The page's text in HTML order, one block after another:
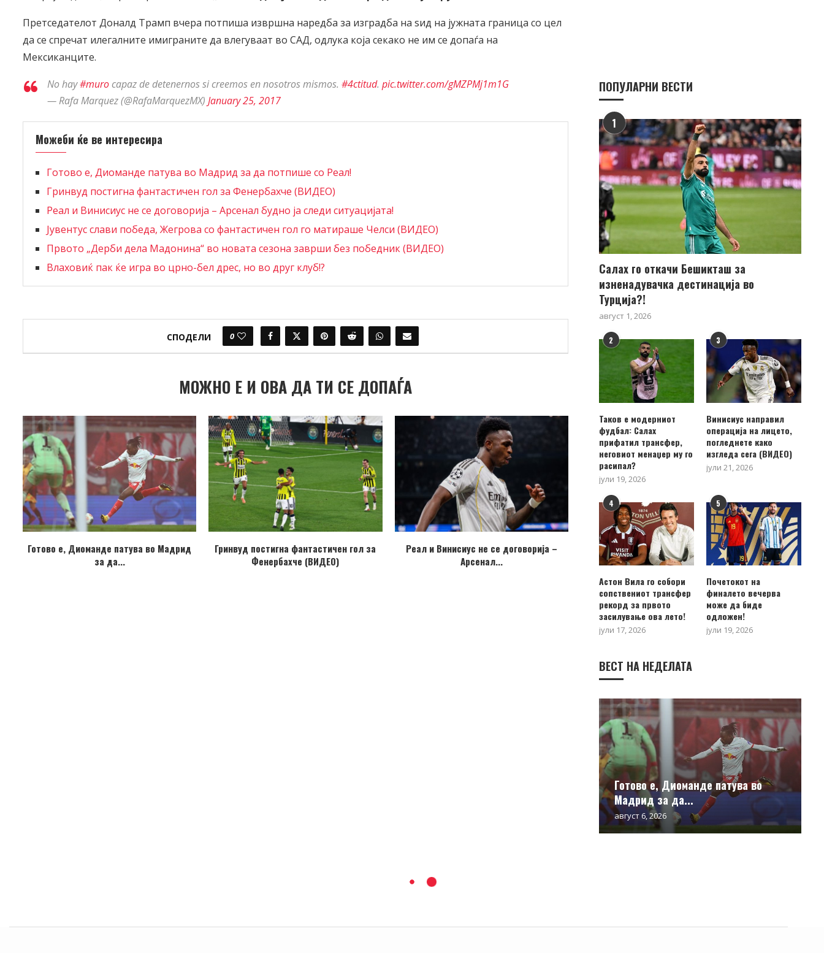
Претседателот Доналд Трамп вчера потпиша извршна наредба за изградба на ѕид на јужната граница со цел
да се спречат илегалните имиграните да влегуваат во САД, одлука која секако не им се допаѓа на
Мексиканците.
No hay#muro capaz de detenernos si creemos en nosotros mismos. #4ctitud. pic.twitter.com/gMZPMj1m1G
— Rafa Marquez (@RafaMarquezMX) January 25, 2017
Можеби ќе ве интересира
Готово е, Диоманде патува во Мадрид за да потпише со Реал!
Гринвуд постигна фантастичен гол за Фенербахче (ВИДЕО)
Реал и Винисиус не се договорија – Арсенал будно ја следи ситуацијата!
Јувентус слави победа, Жегрова со фантастичен гол го матираше Челси (ВИДЕО)
Првото „Дерби дела Мадонина“ во новата сезона заврши без победник (ВИДЕО)
Влаховиќ пак ќе игра во црно-бел дрес, но во друг клуб!?
СПОДЕЛИ 0
МОЖНО Е И ОВА ДА ТИ СЕ ДОПАЃА
Готово е, Диоманде патува во Мадрид
за да...
Гринвуд постигна фантастичен гол за
Фенербахче (ВИДЕО)
Реал и Винисиус не се договорија –
Арсенал...
ПОПУЛАРНИ ВЕСТИ
1
Салах го откачи Бешикташ за
изненадувачка дестинација во
Турција?!
август 1, 2026
2
Таков е модерниот
фудбал: Салах
прифатил трансфер,
неговиот менаџер му го
расипал?
јули 19, 2026
3
Винисиус направил
операција на лицето,
погледнете како
изгледа сега (ВИДЕО)
јули 21, 2026
4
Астон Вила го собори
сопствениот трансфер
рекорд за првото
засилување ова лето!
јули 17, 2026
5
Почетокот на
финалето вечерва
може да биде
одложен!
јули 19, 2026
ВЕСТ НА НЕДЕЛАТА
Готово е, Диоманде патува во
Мадрид за да...
август 6, 2026